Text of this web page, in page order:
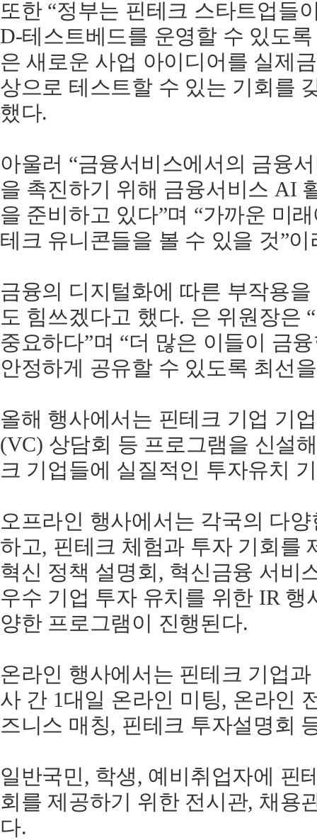
또한“정부는 핀테크 스타트업들
D-테스트베드를 운영할 수 있도록
은 새로운 사업 아이디어를 실제
상으로 테스트할 수 있는 기회를
했다.
아울러 “금융서비스에서의 금융
을 촉진하기 위해 금융서비스 AI
을 준비하고 있다”며 “가까운 미
테크 유니콘들을 볼 수 있을 것”이
금융의 디지털화에 따른 부작용을
도 힘쓰겠다고 했다. 은 위원장은 “
중요하다”며 “더 많은 이들이 금융
안정하게 공유할 수 있도록 최선을
올해 행사에서는 핀테크 기업 기
(VC) 상담회 등 프로그램을 신설해
크 기업들에 실질적인 투자유치
오프라인 행사에서는 각국의 다양
하고, 핀테크 체험과 투자 기회를
혁신 정책 설명회, 혁신금융 서비
우수 기업 투자 유치를 위한 IR 행
양한 프로그램이 진행된다.
온라인 행사에서는 핀테크 기업과
사 간 1대일 온라인 미팅, 온라인
즈니스 매칭, 핀테크 투자설명회
일반국민, 학생, 예비취업자에 핀
회를 제공하기 위한 전시관, 채용
다.